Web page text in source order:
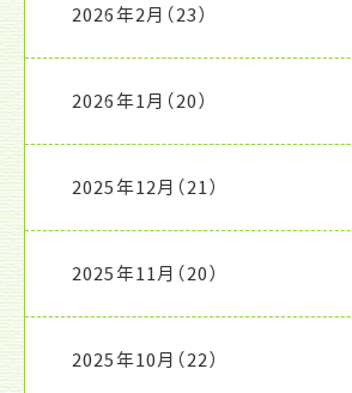
2026年2月 （23）
2026年1月 （20）
2025年12月 （21）
2025年11月 （20）
2025年10月 （22）